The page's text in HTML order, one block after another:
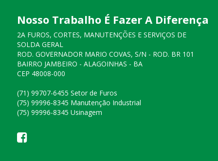
Nosso Trabalho É Fazer A Diferença
2A FUROS, CORTES, MANUTENÇÕES E SERVIÇOS DE
SOLDA GERAL
ROD. GOVERNADOR MARIO COVAS, S/N - ROD. BR 101
BAIRRO JAMBEIRO - ALAGOINHAS - BA
CEP 48008-000
(71) 99707-6455 Setor de Furos
(75) 99996-8345 Manutenção Industrial
(75) 99996-8345 Usinagem